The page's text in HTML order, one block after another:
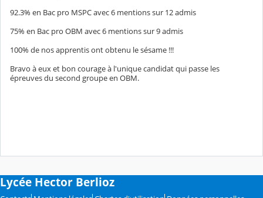
92.3% en Bac pro MSPC avec 6 mentions sur 12 admis
75% en Bac pro OBM avec 6 mentions sur 9 admis
100% de nos apprentis ont obtenu le sésame !!!
Bravo à eux et bon courage à l'unique candidat qui passe les
épreuves du second groupe en OBM.
Lycée Hector Berlioz